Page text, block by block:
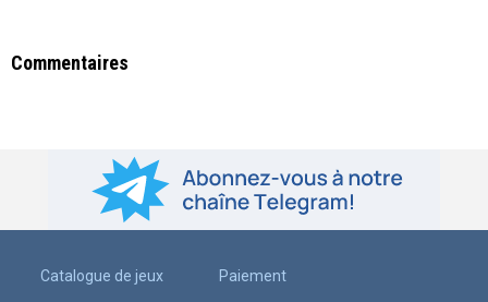
Commentaires
Catalogue de jeux Paiement